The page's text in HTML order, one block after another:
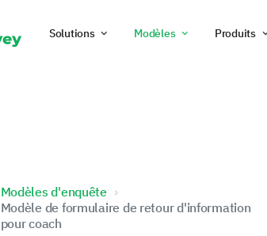
Solutions Modèles Produits
Modèles d'enquête
Modèle de formulaire de retour d'information
pour coach